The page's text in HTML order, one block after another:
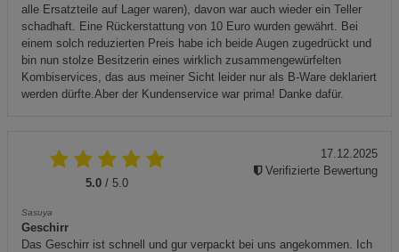
alle Ersatzteile auf Lager waren), davon war auch wieder ein Teller
schadhaft. Eine Rückerstattung von 10 Euro wurden gewährt. Bei
einem solch reduzierten Preis habe ich beide Augen zugedrückt und
bin nun stolze Besitzerin eines wirklich zusammengewürfelten
Kombiservices, das aus meiner Sicht leider nur als B-Ware deklariert
werden dürfte.Aber der Kundenservice war prima! Danke dafür.
5.0 / 5.0
Sasuya
Geschirr
Das Geschirr ist schnell und gur verpackt bei uns angekommen. Ich
17.12.2025
Verifizierte Bewertung